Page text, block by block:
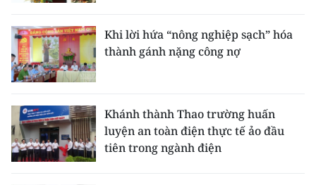
Khi lời hứa “nông nghiệp sạch” hóa
thành gánh nặng công nợ
Khánh thành Thao trường huấn
luyện an toàn điện thực tế ảo đầu
tiên trong ngành điện